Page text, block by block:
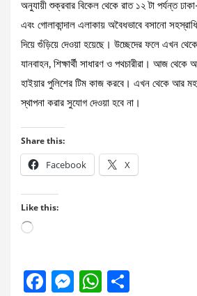
অনুযায়ী শুক্রবার বিকেল থেকে রাত ১২ টা পর্যন্ত
এবং গোলাকান্দাল এলাকায় অবৈধভাবে বসানো
দিয়ে গুঁড়িয়ে দেওয়া হয়েছে। উচ্ছেদের ফলে এখন
যানবাহন, শিক্ষার্থী সাধারণ ও পথচারীরা। আজ
হাইয়ার পুলিশের টিম কাজ করবে। এখন থেকে আর
স্থাপনা করার সুযোগ দেওয়া হবে না।
Share this:
Facebook X
Like this:
Loading…
F
M
W